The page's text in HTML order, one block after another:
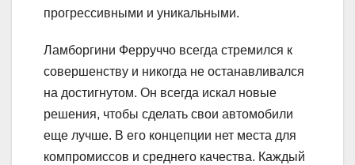
прогрессивными и уникальными.
Ламборгини Ферруччо всегда стремился к
совершенству и никогда не останавливался
на достигнутом. Он всегда искал новые
решения, чтобы сделать свои автомобили
еще лучше. В его концепции нет места для
компромиссов и среднего качества. Каждый